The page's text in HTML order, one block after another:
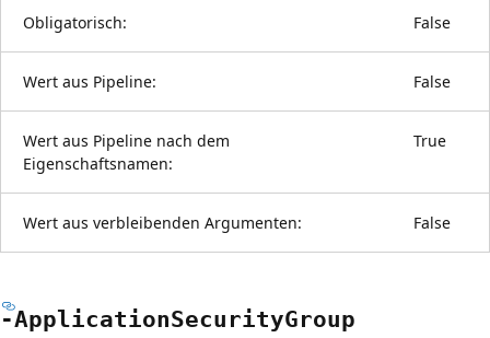
Obligatorisch: False
Wert aus Pipeline: False
Wert aus Pipeline nach dem
Eigenschaftsnamen:
True
Wert aus verbleibenden Argumenten: False
-ApplicationSecurityGroup